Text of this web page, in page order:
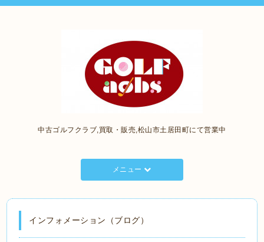
中古ゴルフクラブ,買取・販売,松山市土居田町にて営業中
メニュー
インフォメーション（ブログ）